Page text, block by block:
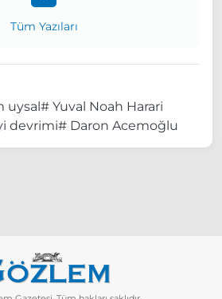
Tüm Yazıları
uysal# Yuval Noah Harari
devrimi# Daron Acemoğlu